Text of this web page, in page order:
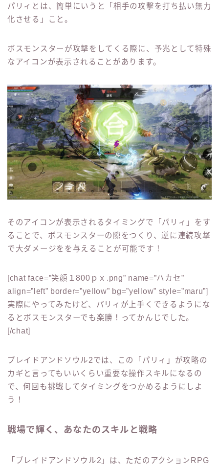
パリィとは、簡単にいうと「相手の攻撃を打ち払い無力
化させる」こと。
ボスモンスターが攻撃をしてくる際に、予兆として特殊
なアイコンが表示されることがあります。
そのアイコンが表示されるタイミングで「パリィ」をす
ることで、ボスモンスターの隙をつくり、逆に連続攻撃
で大ダメージをを与えることが可能です！
[chat face=”笑顔１800ｐｘ.png” name=”ハカセ”
align=”left” border=”yellow” bg=”yellow” style=”maru”]
実際にやってみたけど、パリィが上手くできるようにな
るとボスモンスターでも楽勝！ってかんじでした。
[/chat]
ブレイドアンドソウル2では、この「パリィ」が攻略の
カギと言ってもいいくらい重要な操作スキルになるの
で、何回も挑戦してタイミングをつかめるようにしよ
う！
戦場で輝く、あなたのスキルと戦略
「ブレイドアンドソウル2」は、ただのアクションRPG